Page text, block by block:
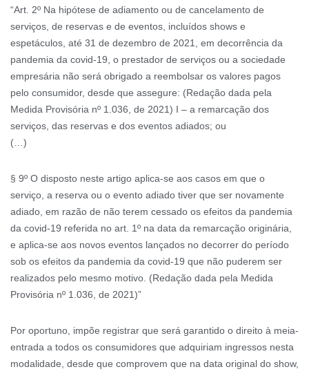
“Art. 2º Na hipótese de adiamento ou de cancelamento de
serviços, de reservas e de eventos, incluídos shows e
espetáculos, até 31 de dezembro de 2021, em decorrência da
pandemia da covid-19, o prestador de serviços ou a sociedade
empresária não será obrigado a reembolsar os valores pagos
pelo consumidor, desde que assegure: (Redação dada pela
Medida Provisória nº 1.036, de 2021) I – a remarcação dos
serviços, das reservas e dos eventos adiados; ou
(…)
§ 9º O disposto neste artigo aplica-se aos casos em que o
serviço, a reserva ou o evento adiado tiver que ser novamente
adiado, em razão de não terem cessado os efeitos da pandemia
da covid-19 referida no art. 1º na data da remarcação originária,
e aplica-se aos novos eventos lançados no decorrer do período
sob os efeitos da pandemia da covid-19 que não puderem ser
realizados pelo mesmo motivo. (Redação dada pela Medida
Provisória nº 1.036, de 2021)”
Por oportuno, impõe registrar que será garantido o direito à meia-
entrada a todos os consumidores que adquiriam ingressos nesta
modalidade, desde que comprovem que na data original do show,